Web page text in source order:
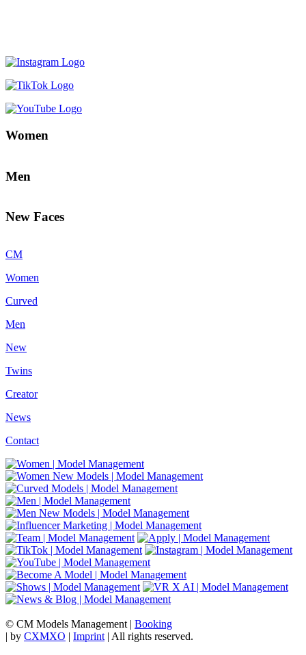
Women
Men
New Faces
CM
Women
Curved
Men
New
Twins
Creator
News
Contact
© CM Models Management | Booking
| by CXMXO | Imprint | All rights reserved.